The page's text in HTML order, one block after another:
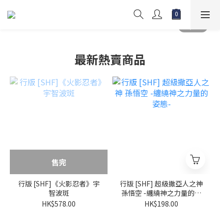
最新熱賣商品
售完
行版 [SHF]《火影忍者》宇
智波斑
HK$578.00
行版 [SHF] 超級撒亞人之神
孫悟空 -纏繞神之力量的姿
態-
HK$198.00